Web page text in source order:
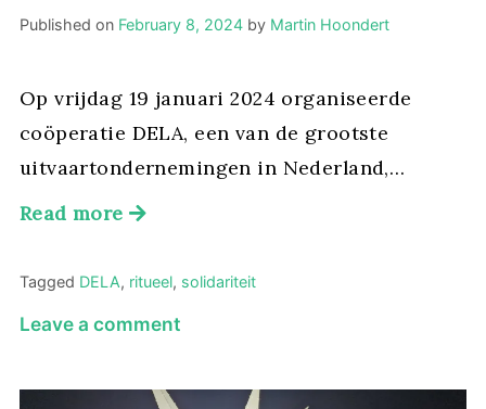
Published on February 8, 2024by Martin Hoondert
Op vrijdag 19 januari 2024 organiseerde
coöperatie DELA, een van de grootste
uitvaartondernemingen in Nederland,…
Read more
Tagged DELA, ritueel, solidariteit
Leave a commenton